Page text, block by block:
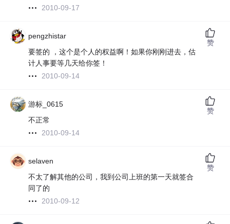
2010-09-17
pengzhistar
要签的 ，这个是个人的权益啊！如果你刚刚进去，估
计人事要等几天给你签！
2010-09-14
赞
游标_0615
不正常
2010-09-14
赞
selaven
不太了解其他的公司，我到公司上班的第一天就签合
同了的
2010-09-12
赞